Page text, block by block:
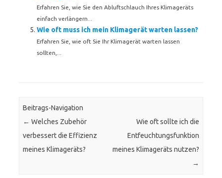
Erfahren Sie, wie Sie den Abluftschlauch Ihres Klimageräts
einfach verlängern...
Wie oft muss ich mein Klimagerät warten lassen?
Erfahren Sie, wie oft Sie Ihr Klimagerät warten lassen
sollten,...
Beitrags-Navigation
← Welches Zubehör
verbessert die Effizienz
meines Klimageräts?
Wie oft sollte ich die
Entfeuchtungsfunktion
meines Klimageräts nutzen?
→